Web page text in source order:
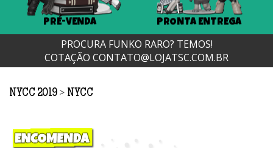
PRÉ-VENDA PRONTA ENTREGA
PROCURA FUNKO RARO? TEMOS!
COTAÇÃO CONTATO@LOJATSC.COM.BR
NYCC 2019 > NYCC